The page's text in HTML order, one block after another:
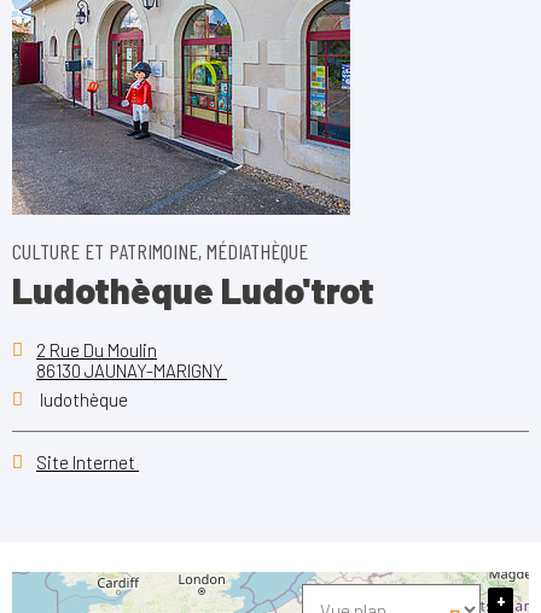
CULTURE ET PATRIMOINE, MÉDIATHÈQUE
Ludothèque Ludo'trot
2 Rue Du Moulin
86130 JAUNAY-MARIGNY
ludothèque
Site Internet
+